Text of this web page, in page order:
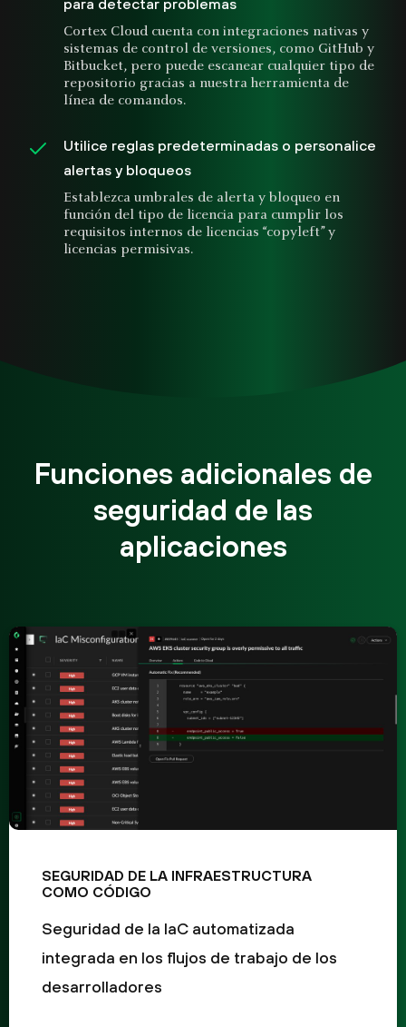
para detectar problemas
Cortex Cloud cuenta con integraciones nativas y
sistemas de control de versiones, como GitHub y
Bitbucket, pero puede escanear cualquier tipo de
repositorio gracias a nuestra herramienta de
línea de comandos.
Utilice reglas predeterminadas o personalice
alertas y bloqueos
Establezca umbrales de alerta y bloqueo en
función del tipo de licencia para cumplir los
requisitos internos de licencias “copyleft” y
licencias permisivas.
Funciones adicionales de
seguridad de las
aplicaciones
SEGURIDAD DE LA INFRAESTRUCTURA
COMO CÓDIGO
Seguridad de la IaC automatizada
integrada en los flujos de trabajo de los
desarrolladores